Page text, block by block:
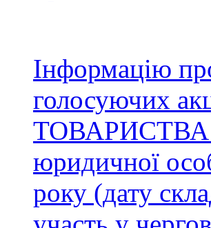
Інформацію
голосуючих
ТОВАРИСТВА
юридичної
року (дату